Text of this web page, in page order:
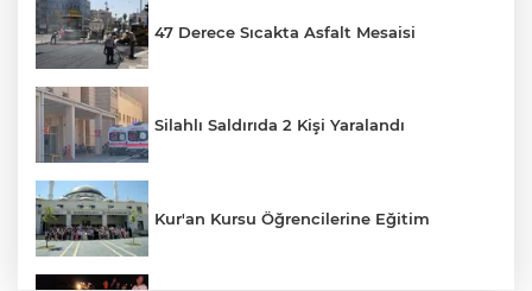
47 Derece Sıcakta Asfalt Mesaisi
Silahlı Saldırıda 2 Kişi Yaralandı
Kur'an Kursu Öğrencilerine Eğitim